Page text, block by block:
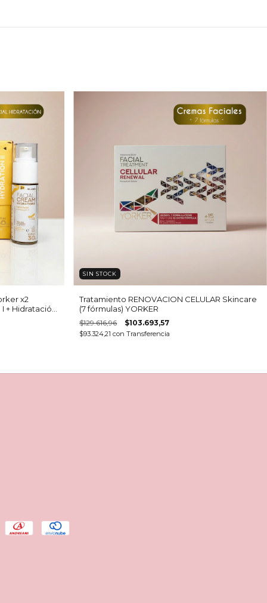
x2
Hidratación
SIN STOCK
Tratamiento RENOVACION CELULAR Skincare
(7 fórmulas) YORKER
$129.616,96 $103.693,57
$93.324,21con Transferencia